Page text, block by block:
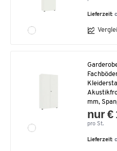
Lieferzeit:
mm,
nur €
pro St.
Lieferzeit: